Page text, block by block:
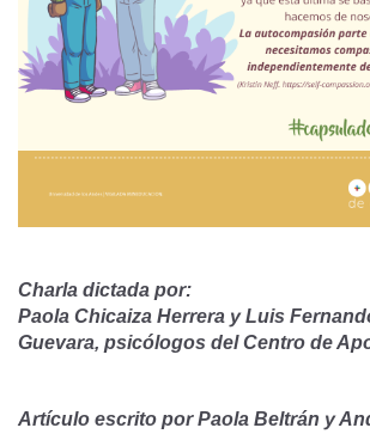
Charla dictada por:
Paola Chicaiza Herrera y Luis
Guevara, psicólogos del Centro de
Artículo escrito por Paola Beltrán y